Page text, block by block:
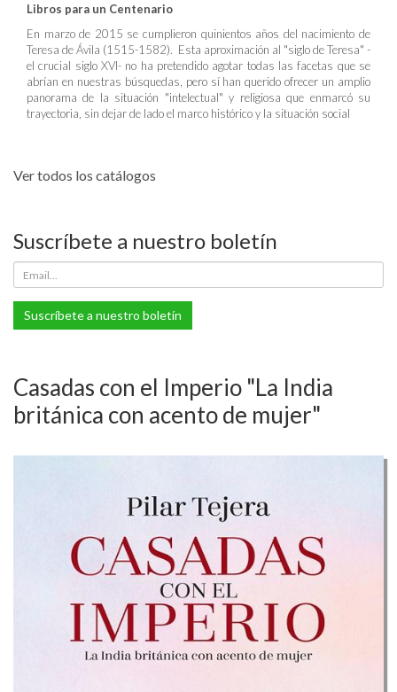
Libros para un Centenario
En marzo de 2015 se cumplieron quinientos años del nacimiento de
Teresa de Ávila (1515-1582). Esta aproximación al "siglo de Teresa" -
el crucial siglo XVI- no ha pretendido agotar todas las facetas que se
abrían en nuestras búsquedas, pero sí han querido ofrecer un amplio
panorama de la situación "intelectual" y religiosa que enmarcó su
trayectoria, sin dejar de lado el marco histórico y la situación social
Ver todos los catálogos
Suscríbete a nuestro boletín
Suscríbete a nuestro boletín
Casadas con el Imperio "La India
británica con acento de mujer"